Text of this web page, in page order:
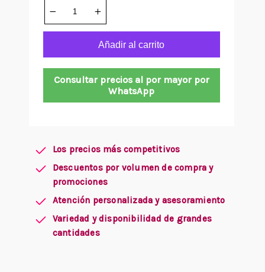
Añadir al carrito
Consultar precios al por mayor por
WhatsApp
Los precios más competitivos
Descuentos por volumen de compra y
promociones
Atención personalizada y asesoramiento
Variedad y disponibilidad de grandes
cantidades